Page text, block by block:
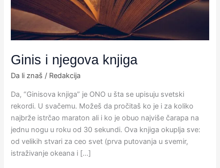
Ginis i njegova knjiga
Da li znaš / Redakcija
Da, “Ginisova knjiga” je ONO u šta se upisuju svetski
rekordi. U svačemu. Možeš da pročitaš ko je i za koliko
najbrže istrčao maraton ali i ko je obuo najviše čarapa na
jednu nogu u roku od 30 sekundi. Ova knjiga okuplja sve:
od velikih stvari za ceo svet (prva putovanja u svemir,
istraživanje okeana i […]